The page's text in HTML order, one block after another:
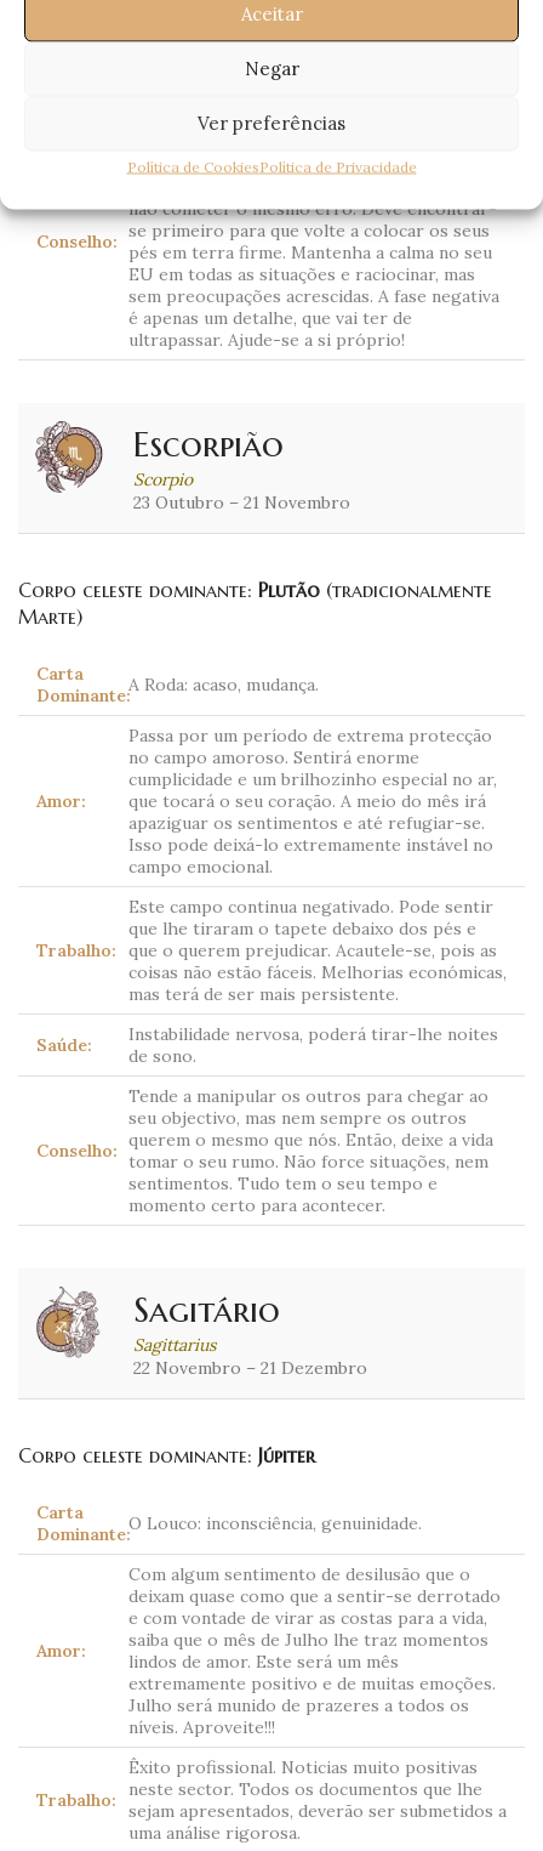
Aceitar
Negar
Ver preferências
Política de CookiesPolítica de Privacidade
parece estar sereno e harmonioso.
Financeiramente vai passar por um período
melhor, mas controle as despesas.
Conselho:
tem remédio. A solução é virar a página do
não cometer o mesmo erro. Deve encontrar-
se primeiro para que volte a colocar os seus
pés em terra firme. Mantenha a calma no seu
EU em todas as situações e raciocinar, mas
sem preocupações acrescidas. A fase negativa
é apenas um detalhe, que vai ter de
ultrapassar. Ajude-se a si próprio!
Escorpião
Scorpio
23 Outubro – 21 Novembro
Corpo celeste dominante: Plutão (tradicionalmente
Marte)
Carta
Dominante:A Roda: acaso, mudança.
Amor:
Passa por um período de extrema protecção
no campo amoroso. Sentirá enorme
cumplicidade e um brilhozinho especial no ar,
que tocará o seu coração. A meio do mês irá
apaziguar os sentimentos e até refugiar-se.
Isso pode deixá-lo extremamente instável no
campo emocional.
Trabalho:
Este campo continua negativado. Pode sentir
que lhe tiraram o tapete debaixo dos pés e
que o querem prejudicar. Acautele-se, pois as
coisas não estão fáceis. Melhorias económicas,
mas terá de ser mais persistente.
Saúde:
Instabilidade nervosa, poderá tirar-lhe noites
de sono.
Conselho:
Tende a manipular os outros para chegar ao
seu objectivo, mas nem sempre os outros
querem o mesmo que nós. Então, deixe a vida
tomar o seu rumo. Não force situações, nem
sentimentos. Tudo tem o seu tempo e
momento certo para acontecer.
Sagitário
Sagittarius
22 Novembro – 21 Dezembro
Corpo celeste dominante: Júpiter
Carta
Dominante:O Louco: inconsciência, genuinidade.
Amor:
Com algum sentimento de desilusão que o
deixam quase como que a sentir-se derrotado
e com vontade de virar as costas para a vida,
saiba que o mês de Julho lhe traz momentos
lindos de amor. Este será um mês
extremamente positivo e de muitas emoções.
Julho será munido de prazeres a todos os
níveis. Aproveite!!!
Trabalho:
Êxito profissional. Noticias muito positivas
neste sector. Todos os documentos que lhe
sejam apresentados, deverão ser submetidos a
uma análise rigorosa.